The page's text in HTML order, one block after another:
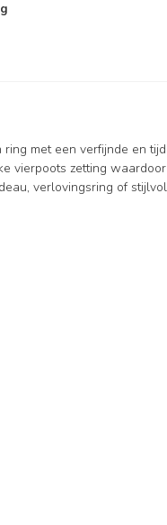
met een verfijnde en
vierpoots zetting
verlovingsring of